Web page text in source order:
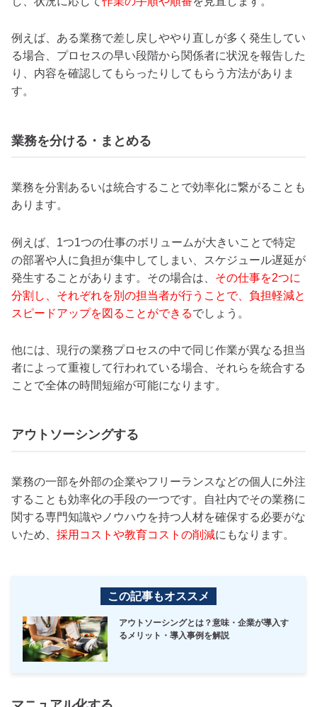
例えば、ある業務で差し戻しややり直しが多く発生してい
る場合、プロセスの早い段階から関係者に状況を報告した
り、内容を確認してもらったりしてもらう方法がありま
す。
業務を分ける・まとめる
業務を分割あるいは統合することで効率化に繋がることも
あります。
例えば、1つ1つの仕事のボリュームが大きいことで特定
の部署や人に負担が集中してしまい、スケジュール遅延が
発生することがあります。その場合は、 その仕事を2つに
分割し、それぞれを別の担当者が行うことで、負担軽減と
スピードアップを図ることができるでしょう。
他には、現行の業務プロセスの中で同じ作業が異なる担当
者によって重複して行われている場合、それらを統合する
ことで全体の時間短縮が可能になります。
アウトソーシングする
業務の一部を外部の企業やフリーランスなどの個人に外注
することも効率化の手段の一つです。自社内でその業務に
関する専門知識やノウハウを持つ人材を確保する必要がな
いため、 採用コストや教育コストの削減にもなります。
この記事もオススメ
アウトソーシングとは？意味・企業が導入す
るメリット・導入事例を解説